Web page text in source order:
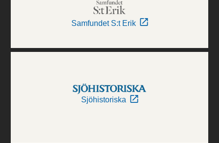
Samfundet S:t Erik
Sjöhistoriska